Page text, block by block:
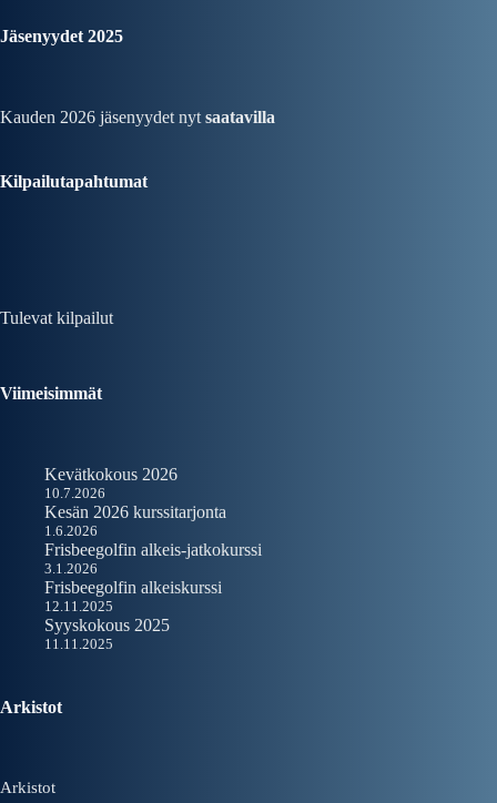
Jäsenyydet 2025
Kauden 2026 jäsenyydet nyt saatavilla
Kilpailutapahtumat
Tulevat kilpailut
Viimeisimmät
Kevätkokous 2026
10.7.2026
Kesän 2026 kurssitarjonta
1.6.2026
Frisbeegolfin alkeis-jatkokurssi
3.1.2026
Frisbeegolfin alkeiskurssi
12.11.2025
Syyskokous 2025
11.11.2025
Arkistot
Arkistot